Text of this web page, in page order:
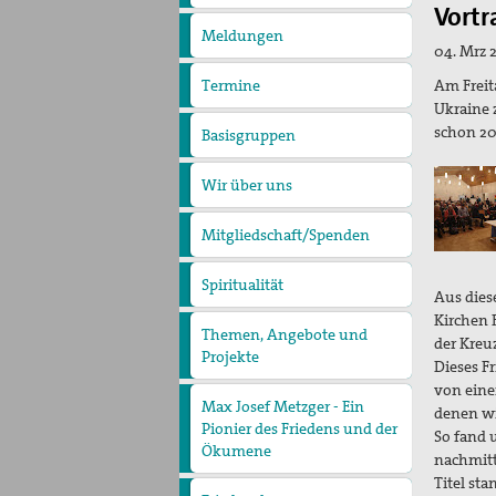
christi
Meldungen
Termine
Basisgruppen
Wir über uns
Unser Profil
Diözesanversammlungen
Geschäftsstelle
Arbeitsgruppe Nahost
Mitgliedschaft/Spenden
Spiritualität
Aktive Gewaltfreiheit
Bühler Kreuz und andere
Orte des Friedens
Menschen des Friedens
Politisches Nachtgebet
Themen, Angebote und
Projekte
Bündnis "Schulfrei für die
Bundeswehr. Lernen für
den Frieden"
Filmgespräch "tun wir. tun
wir. was dazu."
Friedensbildung
Friedensläufe
Freiwilligendienste
Israel/Palästina
„PEACE TALKS“ – Über
Frieden reden
Max Josef Metzger - Ein
Pionier des Friedens und der
Ökumene
2024_Zur Seligsprechung
Max Josef Metzgers: Seine
04. Mrz
Am
Ukraine
schon
Aus
Kirchen
der
Dieses
von
denen
So fand
Titel